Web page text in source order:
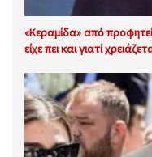
«Κεραμίδα» από
είχε πει και γιατί